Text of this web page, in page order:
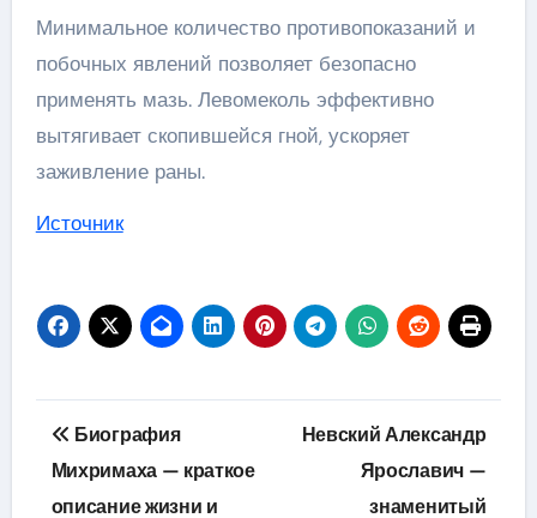
Минимальное количество противопоказаний и
побочных явлений позволяет безопасно
применять мазь. Левомеколь эффективно
вытягивает скопившейся гной, ускоряет
заживление раны.
Источник
Навигация
по
Биография
Михримаха — краткое
описание жизни и
Невский Александр
Ярославич —
знаменитый